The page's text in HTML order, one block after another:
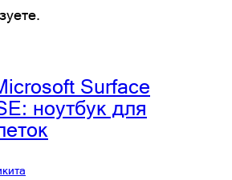
Surface
ноутбук для